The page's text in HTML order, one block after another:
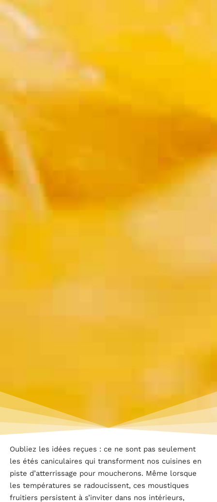
Oubliez les idées reçues : ce ne sont pas seulement
les étés caniculaires qui transforment nos cuisines en
piste d’atterrissage pour moucherons. Même lorsque
les températures se radoucissent, ces moustiques
fruitiers persistent à s’inviter dans nos intérieurs,